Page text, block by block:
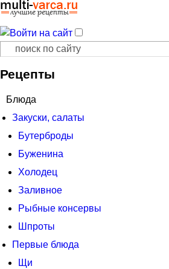
Форма поиска
Поиск
Рецепты
Блюда
Закуски, салаты
Бутерброды
Буженина
Холодец
Заливное
Рыбные консервы
Шпроты
Первые блюда
Щи